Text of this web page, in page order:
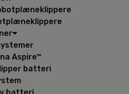
Aspire™
batteri